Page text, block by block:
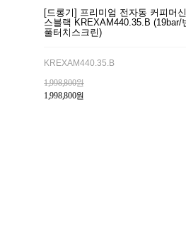
[드롱기] 프리미엄 전자동 커피머
스블랙 KREXAM440.35.B (19bar/
풀터치스크린)
KREXAM440.35.B
1,998,800원
1,998,800원